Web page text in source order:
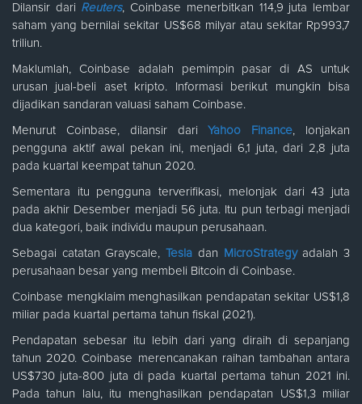
Dilansir dari Reuters, Coinbase menerbitkan 114,9 juta lembar
saham yang bernilai sekitar US$68 milyar atau sekitar Rp993,7
triliun.
Maklumlah, Coinbase adalah pemimpin pasar di AS untuk
urusan jual-beli aset kripto. Informasi berikut mungkin bisa
dijadikan sandaran valuasi saham Coinbase.
Menurut Coinbase, dilansir dariYahoo Finance, lonjakan
pengguna aktif awal pekan ini, menjadi 6,1 juta, dari 2,8 juta
pada kuartal keempat tahun 2020.
Sementara itu pengguna terverifikasi, melonjak dari 43 juta
pada akhir Desember menjadi 56 juta. Itu pun terbagi menjadi
dua kategori, baik individu maupun perusahaan.
Sebagai catatan Grayscale,Tesla dan MicroStrategyadalah 3
perusahaan besar yang membeli Bitcoin di Coinbase.
Coinbase mengklaim menghasilkan pendapatan sekitar US$1,8
miliar pada kuartal pertama tahun fiskal (2021).
Pendapatan sebesar itu lebih dari yang diraih di sepanjang
tahun 2020. Coinbase merencanakan raihan tambahan antara
US$730 juta-800 juta di pada kuartal pertama tahun 2021 ini.
Pada tahun lalu, itu menghasilkan pendapatan US$1,3 miliar